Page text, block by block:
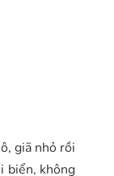
giã nhỏ rồi
biển, không